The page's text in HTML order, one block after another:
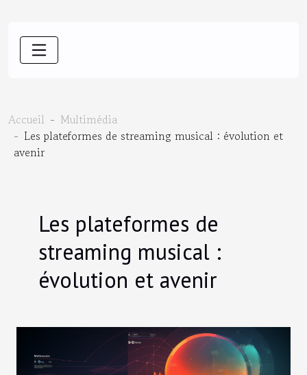
Accueil
Multimédia
Les plateformes de streaming musical : évolution et
avenir
Les plateformes de
streaming musical :
évolution et avenir